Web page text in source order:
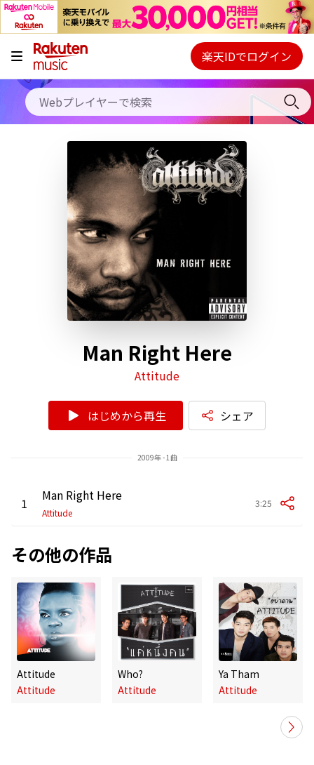
キャンペーン
料金プラン
使い方
初回30日間無料お試し
Webプレイヤー
ご契約内容の確認・変更
楽天IDでログイン
Man Right Here
Attitude
はじめから再生 シェア
2009年 - 1曲
1 Man Right Here
Attitude
3:25
その他の作品
Attitude
Attitude
Who?
Attitude
Ya Tham
Attitude